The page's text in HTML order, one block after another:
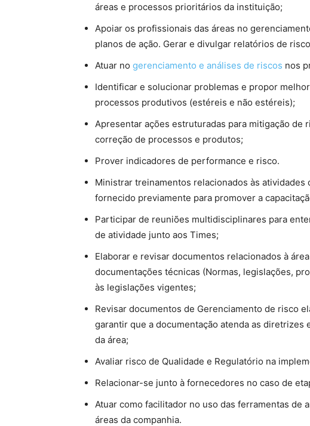
áreas e processos prioritários da instituição;
Apoiar os profissionais das áreas no
planos de ação. Gerar e divulgar relatórios de
Atuar no gerenciamento e análises de riscos nos
Identificar e solucionar problemas e propor
processos produtivos (estéreis e não estéreis);
Apresentar ações estruturadas para mitigação de
correção de processos e produtos;
Prover indicadores de performance e risco.
Ministrar treinamentos relacionados às atividades
fornecido previamente para promover a
Participar de reuniões multidisciplinares para
de atividade junto aos Times;
Elaborar e revisar documentos relacionados à
documentações técnicas (Normas, legislações,
às legislações vigentes;
Revisar documentos de Gerenciamento de risco
garantir que a documentação atenda as
da área;
Avaliar risco de Qualidade e Regulatório na
Relacionar-se junto à fornecedores no caso de
Atuar como facilitador no uso das ferramentas de
áreas da companhia.